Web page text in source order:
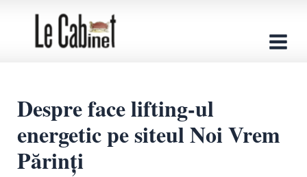
content
Main
Despre face lifting-ul
energetic pe siteul Noi Vrem
Părinți